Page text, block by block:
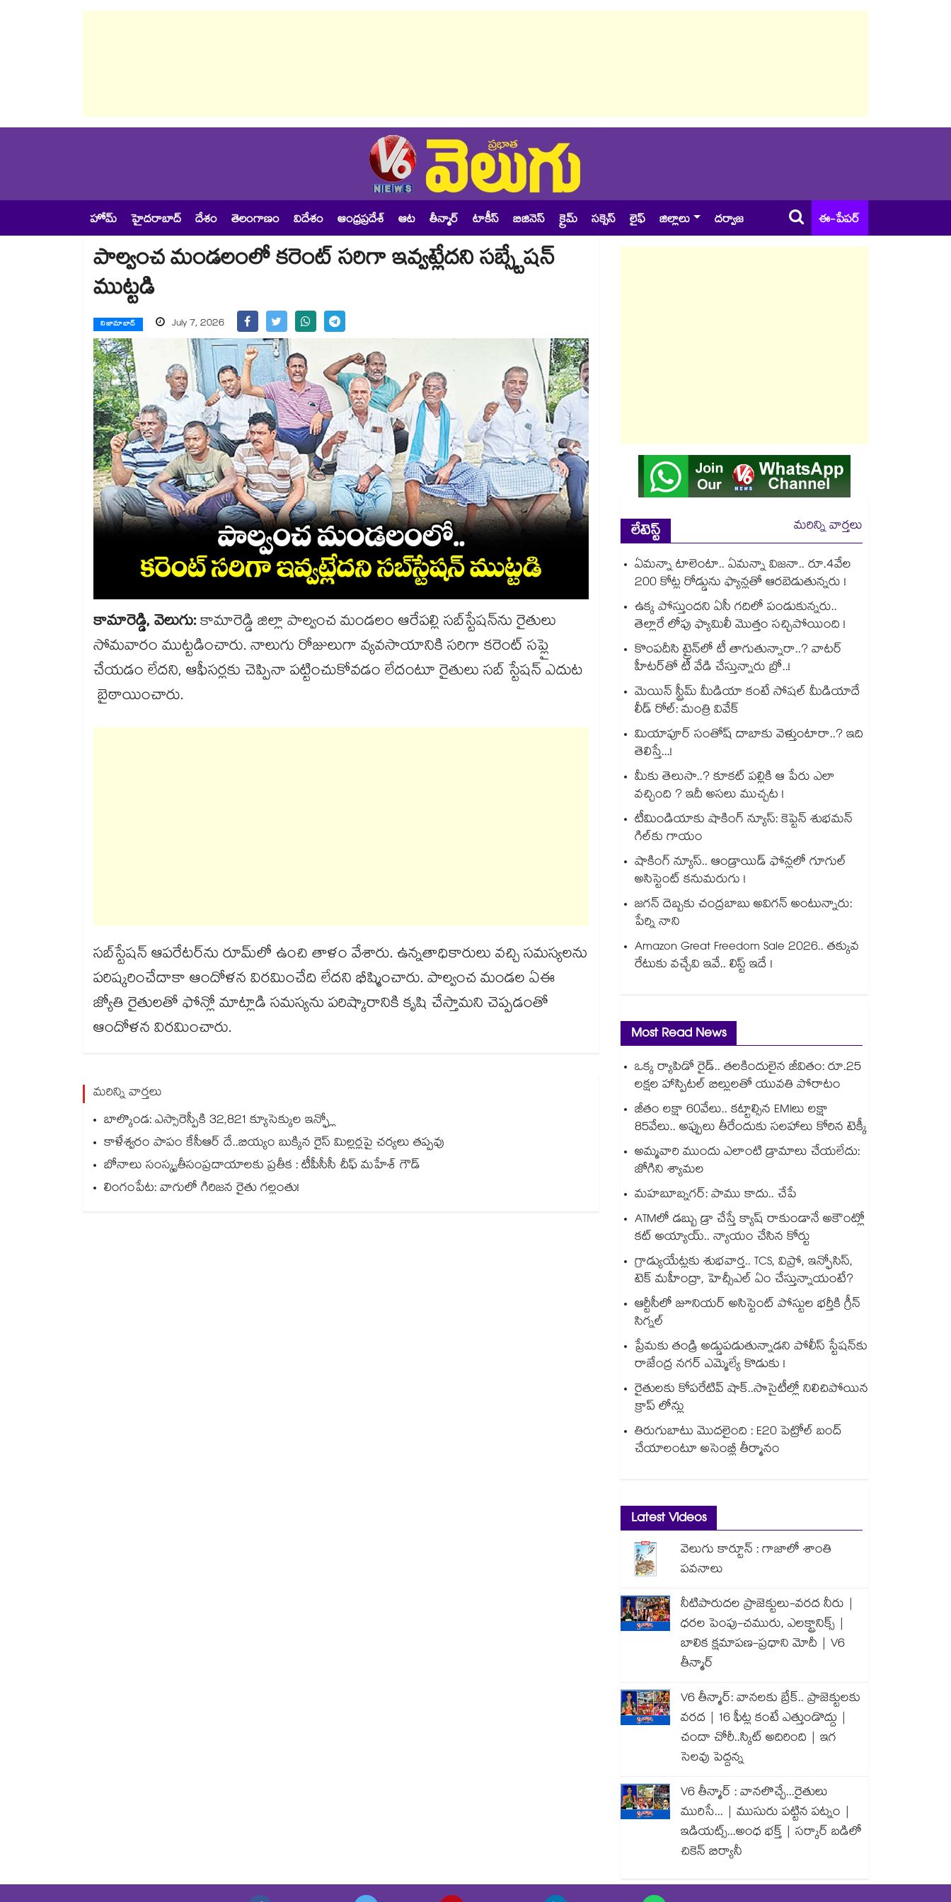
హోమ్ హైదరాబాద్ దేశం తెలంగాణం విదేశం ఆంధ్రప్రదేశ్ ఆట తీన్మార్ టాకీస్ బిజినెస్ క్రైమ్ సక్సెస్ లైఫ్ జిల్లాలు దర్వాజ ఈ-పేపర్
పాల్వంచ మండలంలో కరెంట్ సరిగా ఇవ్వట్లేదని సబ్స్టేషన్
ముట్టడి
నిజామాబాద్ July 7, 2026
కామారెడ్డి, వెలుగు:కామారెడ్డి జిల్లా పాల్వంచ మండలం ఆరేపల్లి సబ్‌‌‌‌‌‌‌‌‌‌‌‌‌‌‌‌స్టేషన్‌‌‌‌‌‌‌‌‌‌‌‌‌‌‌‌ను రైతులు
సోమవారం ముట్టడించారు. నాలుగు రోజులుగా వ్యవసాయానికి సరిగా కరెంట్‌‌‌‌‌‌‌‌‌‌‌‌‌‌‌‌ సప్లై
చేయడం లేదని, ఆఫీసర్లకు చెప్పినా పట్టించుకోవడం లేదంటూ రైతులు సబ్ స్టేషన్‌‌‌‌‌‌‌‌‌‌‌‌‌‌‌‌ ఎదుట
బైఠాయించారు.
సబ్‌‌‌‌‌‌‌‌‌‌‌‌‌‌‌‌స్టేషన్‌‌‌‌‌‌‌‌‌‌‌‌‌‌‌‌ ఆపరేటర్‌‌‌‌‌‌‌‌‌‌‌‌‌‌‌‌‌‌‌‌‌‌‌‌‌‌‌‌‌‌‌‌ను రూమ్‌‌‌‌‌‌‌‌‌‌‌‌‌‌‌‌లో ఉంచి తాళం వేశారు. ఉన్నతాధికారులు వచ్చి సమస్యలను
పరిష్కరించేదాకా ఆందోళన విరమించేది లేదని భీష్మించారు. పాల్వంచ మండల ఏఈ
జ్యోతి రైతులతో ఫోన్లో మాట్లాడి సమస్యను పరిష్కారానికి కృషి చేస్తామని చెప్పడంతో
ఆందోళన విరమించారు.
మరిన్ని వార్తలు
బాల్కొండ: ఎస్సారెస్పీకి 32,821 క్యూసెక్కుల ఇన్ఫ్లో
కాళేశ్వరం పాపం కేసీఆర్ దే..బియ్యం బుక్కిన రైస్ మిల్లర్లపై చర్యలు తప్పవు
బోనాలు సంస్కృతీసంప్రదాయాలకు ప్రతీక : టీపీసీసీ చీఫ్‌‌‌‌‌‌‌‌‌‌‌‌‌‌‌‌ మహేశ్‌‌‌‌‌‌‌‌ గౌడ్‌‌‌‌‌‌‌‌‌‌‌‌‌‌‌‌
లింగంపేట: వాగులో గిరిజన రైతు గల్లంతు!
లేటెస్ట్
మరిన్ని వార్తలు
ఏమన్నా టాలెంటా.. ఏమన్నా విజనా.. రూ.4వేల
200 కోట్ల రోడ్డును ఫ్యాన్లతో ఆరబెడుతున్నరు !
ఉక్క పోస్తుందని ఏసీ గదిలో పండుకున్నరు..
తెల్లారే లోపు ఫ్యామిలీ మొత్తం సచ్చిపోయింది !
కొంపదీసి ట్రైన్⁬లో టీ తాగుతున్నారా..? వాటర్
హీటర్⁭⁭తో టీ వేడి చేస్తున్నారు బ్రో..!
మెయిన్ స్ట్రీమ్ మీడియా కంటే సోషల్ మీడియాదే
లీడ్ రోల్: మంత్రి వివేక్
మియాపూర్ సంతోష్ దాబాకు వెళ్తుంటారా..? ఇది
తెలిస్తే...!
మీకు తెలుసా..? కూకట్ పల్లికి ఆ పేరు ఎలా
వచ్చింది ? ఇదీ అసలు ముచ్చట !
టీమిండియాకు షాకింగ్ న్యూస్: కెప్టెన్ శుభమన్
గిల్‎కు గాయం
షాకింగ్ న్యూస్.. ఆండ్రాయిడ్ ఫోన్లలో గూగుల్
అసిస్టెంట్ కనుమరుగు !
జగన్ దెబ్బకు చంద్రబాబు అవిగన్ అంటున్నారు:
పేర్ని నాని
Amazon Great Freedom Sale 2026.. తక్కువ
రేటుకు వచ్చేవి ఇవే.. లిస్ట్ ఇదే !
Most Read News
ఒక్క ర్యాపిడో రైడ్.. తలకిందులైన జీవితం: రూ.25
లక్షల హాస్పిటల్ బిల్లులతో యువతి పోరాటం
జీతం లక్షా 60వేలు.. కట్టాల్సిన EMIలు లక్షా
85వేలు.. అప్పులు తీరేందుకు సలహాలు కోరిన టెక్కీ
అమ్మవారి ముందు ఎలాంటి డ్రామాలు చేయలేదు:
జోగిని శ్యామల
మహబూబ్నగర్: పాము కాదు.. చేపే
ATMలో డబ్బు డ్రా చేస్తే క్యాష్ రాకుండానే అకౌంట్లో
కట్ అయ్యాయ్.. న్యాయం చేసిన కోర్టు
గ్రాడ్యుయేట్లకు శుభవార్త.. TCS, విప్రో, ఇన్ఫోసిస్,
టెక్ మహీంద్రా, హెచ్సీఎల్ ఏం చేస్తున్నాయంటే?
ఆర్టీసీలో జూనియర్ అసిస్టెంట్‌‌ పోస్టుల భర్తీకి గ్రీన్‌‌
సిగ్నల్
ప్రేమకు తండ్రి అడ్డుపడుతున్నాడని పోలీస్ స్టేషన్⁪కు
రాజేంద్ర నగర్ ఎమ్మెల్యే కొడుకు !
రైతులకు కోపరేటివ్ షాక్..సొసైటీల్లో నిలిచిపోయిన
క్రాప్ లోన్లు
తిరుగుబాటు మొదలైంది : E20 పెట్రోల్ బంద్
చేయాలంటూ అసెంబ్లీ తీర్మానం
Latest Videos
వెలుగు కార్టూన్ : గాజాలో శాంతి
పవనాలు
నీటిపారుదల ప్రాజెక్టులు-వరద నీరు |
ధరల పెంపు-చమురు, ఎలక్ట్రానిక్స్ |
బాలిక క్షమాపణ-ప్రధాని మోదీ | V6
తీన్మార్
V6 తీన్మార్: వానలకు బ్రేక్.. ప్రాజెక్టులకు
వరద | 16 ఫీట్ల కంటే ఎత్తుండొద్దు |
చందా చోరీ..స్కిట్ అదిరింది | ఇగ
సెలవు పెద్దన్న
V6 తీన్మార్ : వానలొచ్చే...రైతులు
మురిసే... | ముసురు పట్టిన పట్నం |
ఇడియట్స్...అంధ భక్త్ | సర్కార్ బడిలో
చికెన్ బిర్యానీ